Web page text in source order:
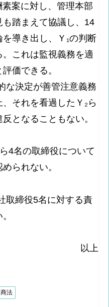
案に対し、管理本部
踏まえて協議し、14
導き出し、Ｙ₁の判断
これは監視義務を適
価できる。
な決定が善管注意義務
それを看過したＹ₂ら
となることもない。
名の取締役について
られない。
取締役5名に対する責
以上
商法